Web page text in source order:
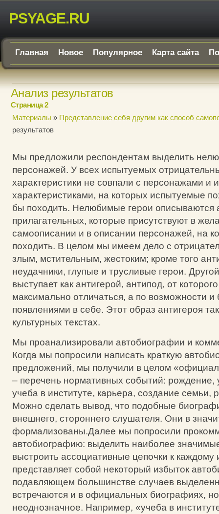
PSYAGE.RU
Главная Новое Популярное Карта сайта
Анализ результатов
Страница 2
Материалы » Представление себя другим как способ
результатов
Мы предложили респондентам выделить
персонажей. У всех испытуемых
характеристики не совпали с персонажами и
характеристиками, на которых испытуемые
бы походить. Нелюбимые герои описываются
прилагательных, которые присутствуют в
самоописании и в описании персонажей, на
походить. В целом мы имеем дело с
злым, мстительным, жестоким; кроме того
неудачники, глупые и трусливые герои.
выступает как антигерой, антипод, от
максимально отличаться, а по возможности и
появлениями в себе. Этот образ антигероя
культурных текстах.
Мы проанализировали автобиографии и
Когда мы попросили написать краткую
предложений, мы получили в целом
– перечень нормативных событий: рождение,
учеба в институте, карьера, создание семьи,
Можно сделать вывод, что подобные
внешнего, стороннего слушателя. Они в
формализованы.Далее мы попросили
автобиографию: выделить наиболее
выстроить ассоциативные цепочки к каждому
представляет собой некоторый избыток
подавляющем большинстве случаев
встречаются и в официальных биографиях,
неоднозначное. Например, «учеба в